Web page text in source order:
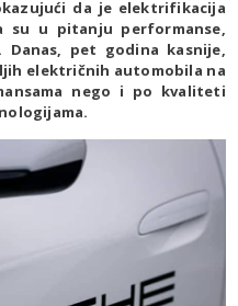
da je elektrifikacija
su u pitanju performanse,
Danas, pet godina kasnije,
električnih automobila na
nego i po kvaliteti